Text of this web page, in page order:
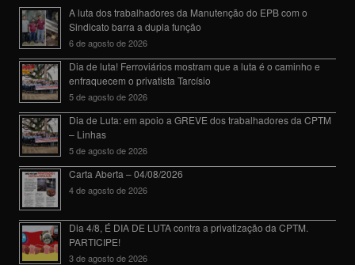
A luta dos trabalhadores da Manutenção do EPB com o
Sindicato barra a dupla função
6 de agosto de 2026
Dia de luta! Ferroviários mostram que a luta é o caminho e
enfraquecem o privatista Tarcísio
5 de agosto de 2026
Dia de Luta: em apoio a GREVE dos trabalhadores da CPTM
– Linhas
5 de agosto de 2026
Carta Aberta – 04/08/2026
4 de agosto de 2026
Dia 4/8, É DIA DE LUTA contra a privatização da CPTM.
PARTICIPE!
3 de agosto de 2026